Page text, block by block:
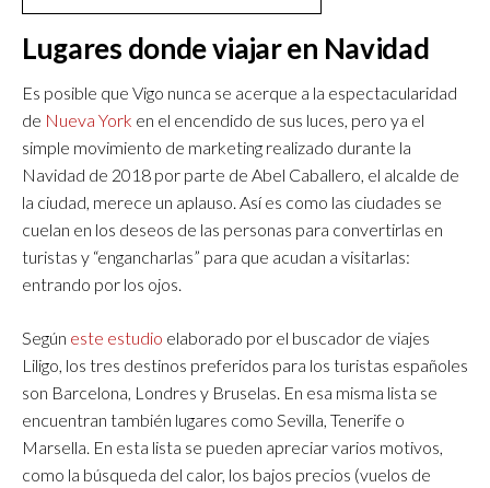
Lugares donde viajar en Navidad
Es posible que Vigo nunca se acerque a la espectacularidad
de Nueva York en el encendido de sus luces, pero ya el
simple movimiento de marketing realizado durante la
Navidad de 2018 por parte de Abel Caballero, el alcalde de
la ciudad, merece un aplauso. Así es como las ciudades se
cuelan en los deseos de las personas para convertirlas en
turistas y “engancharlas” para que acudan a visitarlas:
entrando por los ojos.
Según este estudio elaborado por el buscador de viajes
Liligo los tres destinos preferidos para los turistas españoles
son Barcelona, Londres y Bruselas. En esa misma lista se
encuentran también lugares como Sevilla, Tenerife o
Marsella. En esta lista se pueden apreciar varios motivos,
como la búsqueda del calor, los bajos precios (vuelos de